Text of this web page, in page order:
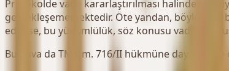
Protokolde vade kararlaştırılması halinde
gerçekleşememektedir. Öte yandan, böylesi
edilirse, bu yükümlülük, söz konusu vade
Bu dava da TMK m. 716/II hükmüne dayanan ve